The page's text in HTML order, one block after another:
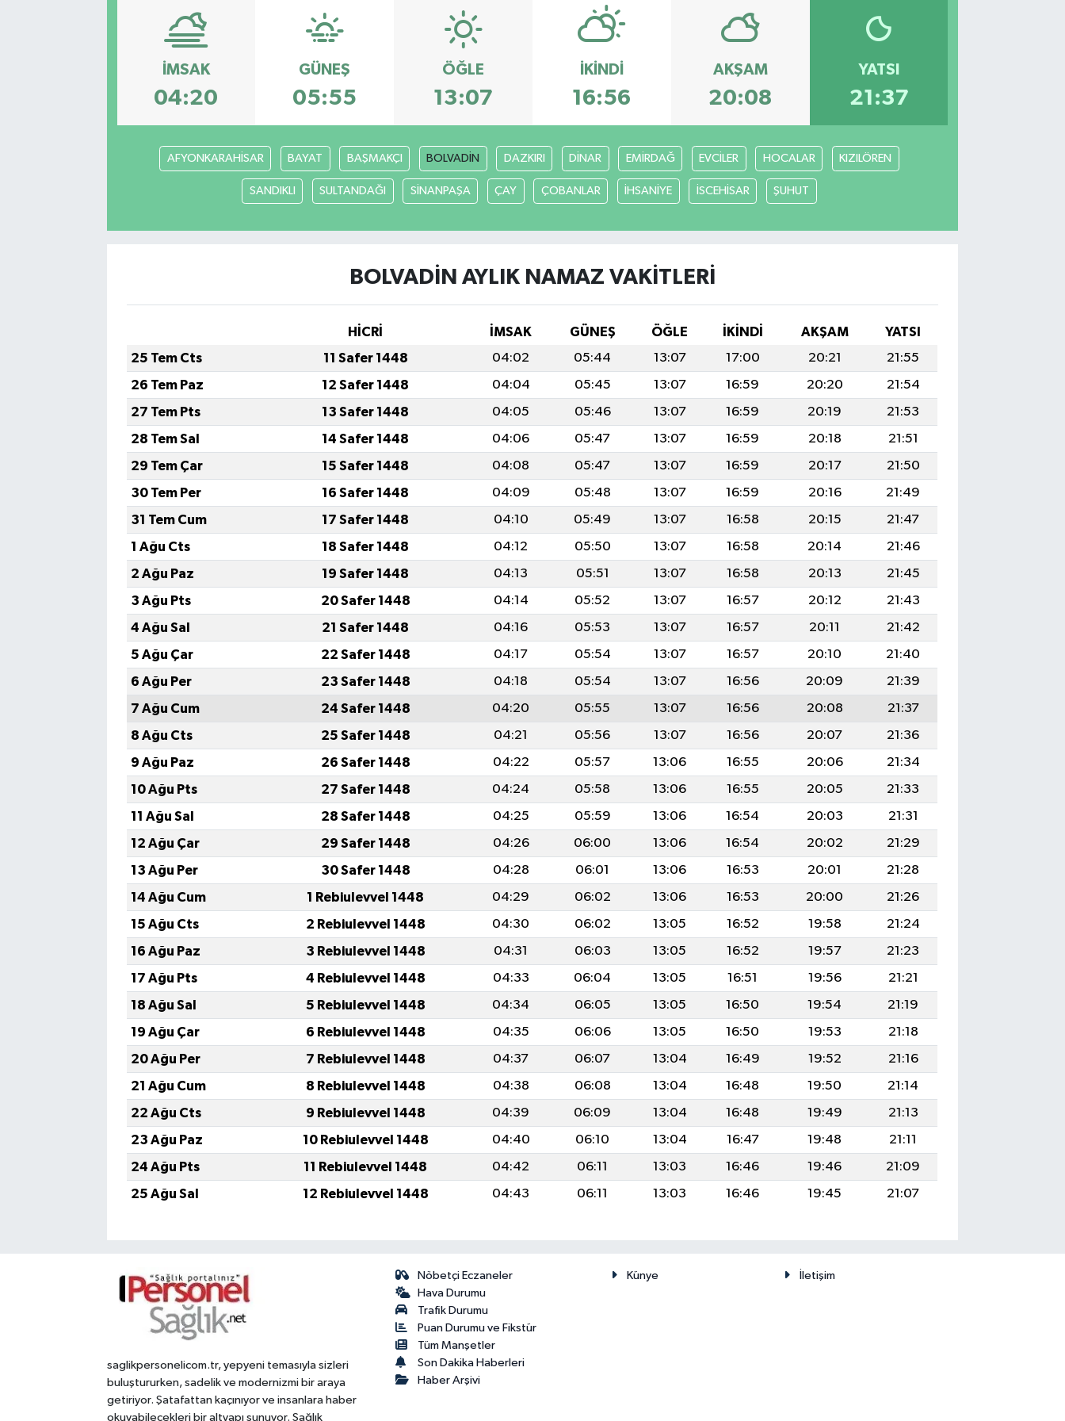
İMSAK
04:20
GÜNEŞ
05:55
ÖĞLE
13:07
İKINDI
16:56
AKŞAM
20:08
YATSI
21:37
AFYONKARAHİSAR BAYAT BAŞMAKÇI BOLVADİN DAZKIRI DİNAR EMİRDAĞ EVCİLER HOCALAR KIZILÖREN
SANDIKLI SULTANDAĞI SİNANPAŞA ÇAY ÇOBANLAR İHSANİYE İSCEHİSAR ŞUHUT
BOLVADİN AYLIK NAMAZ VAKITLERI
HİCRİ İMSAK GÜNEŞ ÖĞLE İKINDI AKŞAM
YATSI
25 Tem Cts
11 Safer 1448 04:02 05:44 13:07 17:00 20:21
21:55
26 Tem Paz
12 Safer 1448 04:04 05:45 13:07 16:59 20:20
21:54
27 Tem Pts
13 Safer 1448 04:05 05:46 13:07 16:59 20:19
21:53
28 Tem Sal
14 Safer 1448 04:06 05:47 13:07 16:59 20:18
21:51
29 Tem Çar
15 Safer 1448 04:08 05:47 13:07 16:59 20:17
21:50
30 Tem Per
16 Safer 1448 04:09 05:48 13:07 16:59 20:16
21:49
31 Tem Cum
17 Safer 1448 04:10 05:49 13:07 16:58 20:15
21:47
1 Ağu Cts
18 Safer 1448 04:12 05:50 13:07 16:58 20:14
21:46
2 Ağu Paz
19 Safer 1448 04:13 05:51 13:07 16:58 20:13
21:45
3 Ağu Pts
20 Safer 1448 04:14 05:52 13:07 16:57 20:12
21:43
4 Ağu Sal
21 Safer 1448 04:16 05:53 13:07 16:57 20:11
21:42
5 Ağu Çar
22 Safer 1448 04:17 05:54 13:07 16:57 20:10
21:40
6 Ağu Per
23 Safer 1448 04:18 05:54 13:07 16:56 20:09
21:39
7 Ağu Cum
24 Safer 1448 04:20 05:55 13:07 16:56 20:08
21:37
8 Ağu Cts
25 Safer 1448 04:21 05:56 13:07 16:56 20:07
21:36
9 Ağu Paz
26 Safer 1448 04:22 05:57 13:06 16:55 20:06
21:34
10 Ağu Pts
27 Safer 1448 04:24 05:58 13:06 16:55 20:05
21:33
11 Ağu Sal
28 Safer 1448 04:25 05:59 13:06 16:54 20:03
21:31
12 Ağu Çar
29 Safer 1448 04:26 06:00 13:06 16:54 20:02
21:29
13 Ağu Per
30 Safer 1448 04:28 06:01 13:06 16:53 20:01
21:28
14 Ağu Cum
1 Rebiulevvel 1448 04:29 06:02 13:06 16:53 20:00
21:26
15 Ağu Cts
2 Rebiulevvel 1448 04:30 06:02 13:05 16:52 19:58
21:24
16 Ağu Paz
3 Rebiulevvel 1448 04:31 06:03 13:05 16:52 19:57
21:23
17 Ağu Pts
4 Rebiulevvel 1448 04:33 06:04 13:05 16:51 19:56
21:21
18 Ağu Sal
5 Rebiulevvel 1448 04:34 06:05 13:05 16:50 19:54
21:19
19 Ağu Çar
6 Rebiulevvel 1448 04:35 06:06 13:05 16:50 19:53
21:18
20 Ağu Per
7 Rebiulevvel 1448 04:37 06:07 13:04 16:49 19:52
21:16
21 Ağu Cum
8 Rebiulevvel 1448 04:38 06:08 13:04 16:48 19:50
21:14
22 Ağu Cts
9 Rebiulevvel 1448 04:39 06:09 13:04 16:48 19:49
21:13
23 Ağu Paz
10 Rebiulevvel 1448 04:40 06:10 13:04 16:47 19:48
21:11
24 Ağu Pts
11 Rebiulevvel 1448 04:42 06:11 13:03 16:46 19:46
21:09
25 Ağu Sal
12 Rebiulevvel 1448 04:43 06:11 13:03 16:46 19:45 21:07
saglikpersonelicom.tr, yepyeni temasıyla sizleri
buluştururken, sadelik ve modernizmi bir araya
getiriyor. Şatafattan kaçınıyor ve insanlara haber
okuyabilecekleri bir altyapı sunuyor. Sağlık
Nöbetçi Eczaneler
Hava Durumu
Trafik Durumu
Puan Durumu ve Fikstür
Tüm Manşetler
Son Dakika Haberleri
Haber Arşivi
Künye İletişim